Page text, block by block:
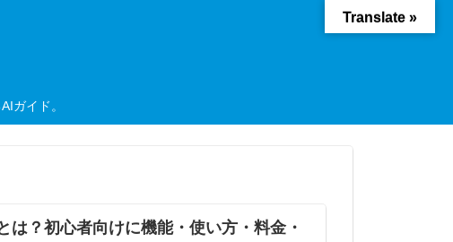
ガイド。
は？初心者向けに機能・使い方・料金・
Translate »